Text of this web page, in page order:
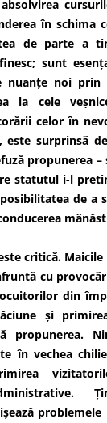
în schima
de parte a
sunt
nuanțe noi
la cele
celor în
este surprinsă
propunerea
statutul i-l
de a
critică.
cu
din
și
propunerea.
în vechea